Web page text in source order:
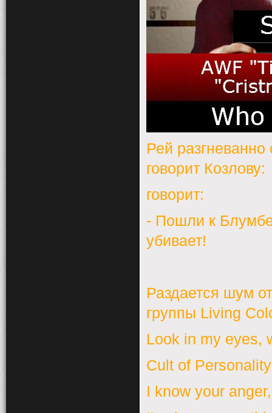
Рей
говорит Козлову:
говорит:
- Пошли к
убивает!
Раздается шум
группы Living
Look in my eyes,
Cult of Personality
I know your